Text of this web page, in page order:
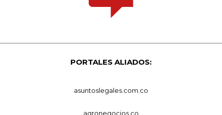
PORTALES ALIADOS:
asuntoslegales.com.co
agronegocios.co